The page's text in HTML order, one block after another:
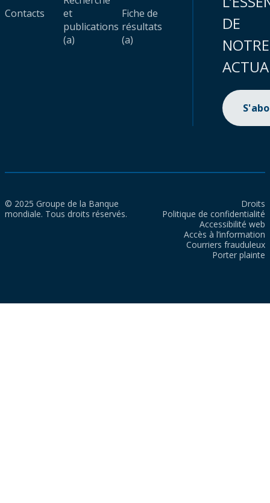
Contacts
et
publications
(a)
Fiche de
résultats
(a)
DE
NOTRE
© 2025 Groupe de la Banque
mondiale. Tous droits réservés.
Droits
Politique de confidentialité
Accessibilité web
Accès à l’information
Courriers frauduleux
Porter plainte